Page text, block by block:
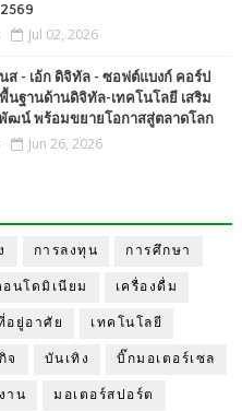
Jul 02, 2026
นส - เอ้ก ดิจิทัล - ซอฟต์แบงก์ คอร์ป
นฐานด้านดิจิทัล-เทคโนโลยี เสริม
ฒน์ พร้อมขยายโอกาสสู่ตลาดโลก
Jun 26, 2026
การลงทุน การศึกษา
อนโดมิเนียม เครื่องดื่ม
อยู่อาศัย เทคโนโลยี
จ บันเทิง บิ๊กมอเตอร์เซล
าน มอเตอร์สปอร์ต